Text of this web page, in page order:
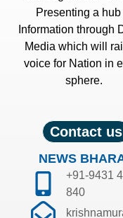
Presenting a hub
Information through
Media which will
voice for Nation in
sphere.
Contact us
NEWS
+91-9431
840